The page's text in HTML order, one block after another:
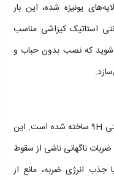
یونیزه شده، این بار
استاتیک کیزاشی مناسب
که نصب بدون حباب و
این گلس از شیشه حرارت‌دیده با درجه سختی ۹H ساخته شده است. این
ناگهانی ناشی از سقوط
جذب انرژی ضربه، مانع از